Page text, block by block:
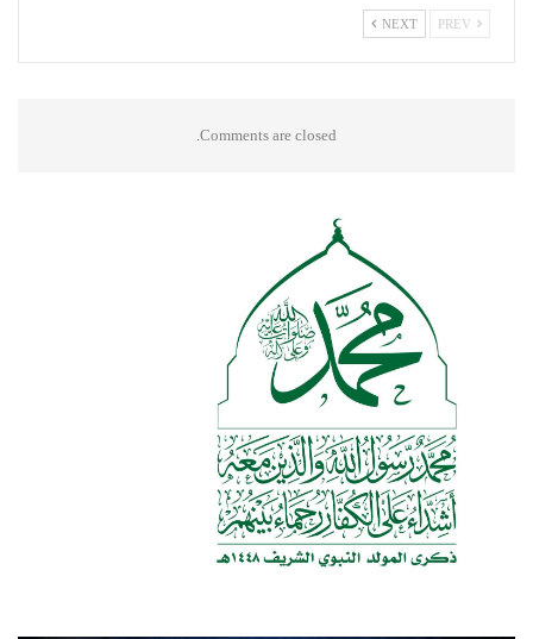
NEXT
Comments are closed.